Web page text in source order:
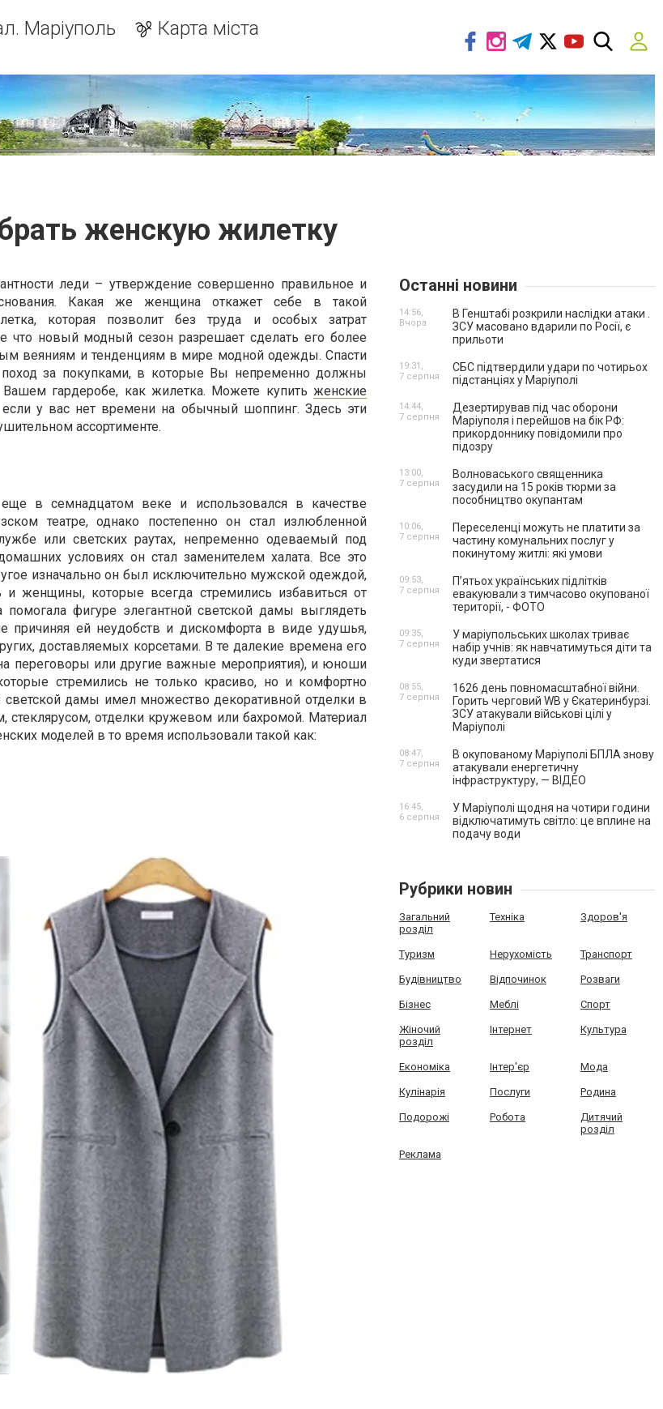
Маріуполь Карта міста
женскую жилетку
леди – утверждение совершенно правильное и
Какая же женщина откажет себе в такой
которая позволит без труда и особых затрат
что новый модный сезон разрешает сделать его более
веяниям и тенденциям в мире модной одежды. Спасти
за покупками, в которые Вы непременно должны
гардеробе, как жилетка. Можете купить женские
у вас нет времени на обычный шоппинг. Здесь эти
ассортименте.
в семнадцатом веке и использовался в качестве
театре, однако постепенно он стал излюбленной
или светских раутах, непременно одеваемый под
условиях он стал заменителем халата. Все это
изначально он был исключительно мужской одеждой,
женщины, которые всегда стремились избавиться от
фигуре элегантной светской дамы выглядеть
причиняя ей неудобств и дискомфорта в виде удушья,
доставляемых корсетами. В те далекие времена его
переговоры или другие важные мероприятия), и юноши
стремились не только красиво, но и комфортно
светской дамы имел множество декоративной отделки в
отделки кружевом или бахромой. Материал
моделей в то время использовали такой как:
Останні новини
В Генштабі розкрили наслідки атаки .
ЗСУ масовано вдарили по Росії, є
прильоти
14:56,
Вчора
СБС підтвердили удари по чотирьох
підстанціях у Маріуполі
19:31,
7 серпня
Дезертирував під час оборони
Маріуполя і перейшов на бік РФ:
прикордоннику повідомили про
підозру
14:44,
7 серпня
Волноваського священника
засудили на 15 років тюрми за
пособництво окупантам
13:00,
7 серпня
Переселенці можуть не платити за
частину комунальних послуг у
покинутому житлі: які умови
10:06,
7 серпня
П’ятьох українських підлітків
евакуювали з тимчасово окупованої
території, - ФОТО
09:53,
7 серпня
У маріупольських школах триває
набір учнів: як навчатимуться діти та
куди звертатися
09:35,
7 серпня
1626 день повномасштабної війни.
Горить черговий WB у Єкатеринбурзі.
ЗСУ атакували військові цілі у
Маріуполі
08:55,
7 серпня
В окупованому Маріуполі БПЛА знову
атакували енергетичну
інфраструктуру, — ВІДЕО
08:47,
7 серпня
У Маріуполі щодня на чотири години
відключатимуть світло: це вплине на
подачу води
16:45,
6 серпня
Рубрики новин
Загальний
розділ
Техніка Здоров'я
Туризм Нерухомість Транспорт
Будівництво Відпочинок Розваги
Бізнес Меблі Спорт
Жіночий
розділ
Інтернет Культура
Економіка Інтер'єр Мода
Кулінарія Послуги Родина
Подорожі Робота
Дитячий
розділ
Реклама